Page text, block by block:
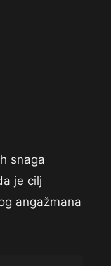
snaga
je cilj
angažmana